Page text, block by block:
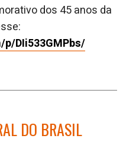
dos 45 anos da
DIi533GMPbs/
DO BRASIL